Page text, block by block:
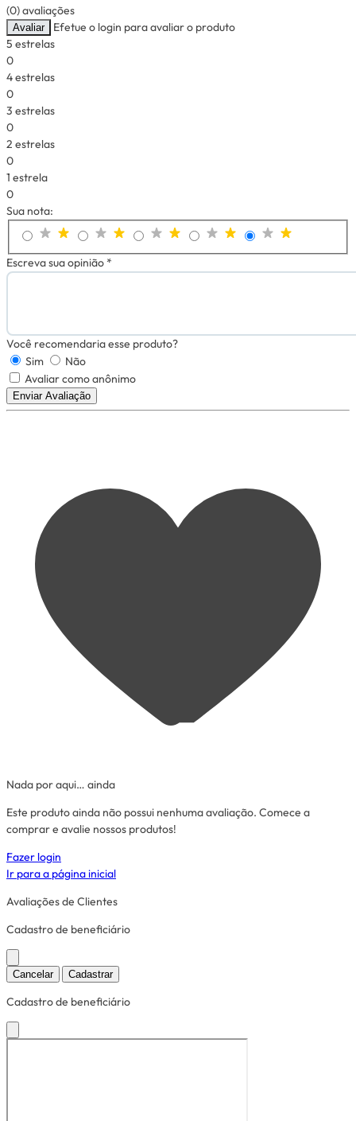
(0) avaliações
Avaliar
Efetue o login para avaliar o produto
5 estrelas
0
4 estrelas
0
3 estrelas
0
2 estrelas
0
1 estrela
0
Sua nota:
Escreva sua opinião *
Você recomendaria esse produto?
Sim
Não
Avaliar como anônimo
Enviar Avaliação
Nada por aqui… ainda
Este produto ainda não possui nenhuma avaliação. Comece a
comprar e avalie nossos produtos!
Fazer login
Ir para a página inicial
Avaliações de Clientes
Cadastro de beneficiário
Cancelar Cadastrar
Cadastro de beneficiário